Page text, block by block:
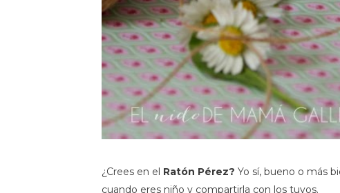
¿Crees en el Ratón Pérez? Yo sí, bueno o más
cuando eres niño y compartirla con los tuyos.